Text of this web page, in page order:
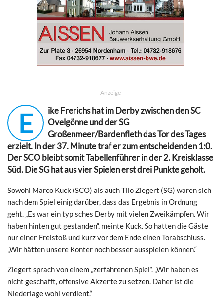
Anzeige
E
ike Frerichs hat im Derby zwischen den SC
Ovelgönne und der SG
Großenmeer/Bardenfleth das Tor des Tages
erzielt. In der 37. Minute traf er zum entscheidenden 1:0.
Der SCO bleibt somit Tabellenführer in der 2. Kreisklasse
Süd. Die SG hat aus vier Spielen erst drei Punkte geholt.
Sowohl Marco Kuck (SCO) als auch Tilo Ziegert (SG) waren sich
nach dem Spiel einig darüber, dass das Ergebnis in Ordnung
geht. „Es war ein typisches Derby mit vielen Zweikämpfen. Wir
haben hinten gut gestanden“, meinte Kuck. So hatten die Gäste
nur einen Freistoß und kurz vor dem Ende einen Torabschluss.
„Wir hätten unsere Konter noch besser ausspielen können.“
Ziegert sprach von einem „zerfahrenen Spiel“. „Wir haben es
nicht geschafft, offensive Akzente zu setzen. Daher ist die
Niederlage wohl verdient.“